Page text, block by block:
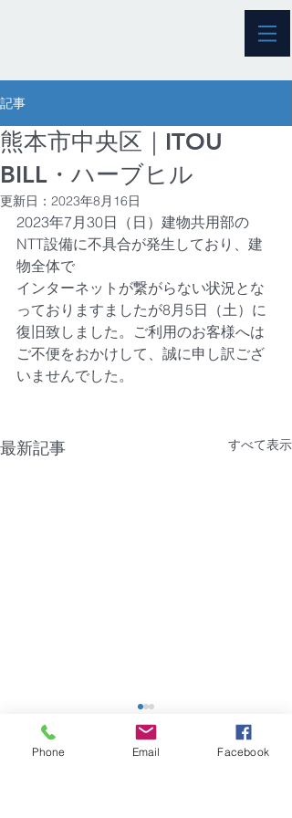
記事
熊本市中央区｜ITOU
BILL・ハーブヒル
更新日： 2023年8月16日
2023年7月30日（日）建物共用部の
NTT設備に不具合が発生しており、建
物全体で
インターネットが繋がらない状況とな
っておりますましたが8月5日（土）に
復旧致しました。ご利用のお客様へは
ご不便をおかけして、誠に申し訳ござ
いませんでした。
最新記事 すべて表示
【NTT機器障害】福岡市
｜グランフォーレラグゼ
博多駅南
Phone Email Facebook